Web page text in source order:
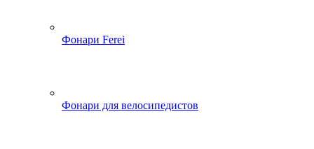
Фонари Ferei
Фонари для велосипедистов